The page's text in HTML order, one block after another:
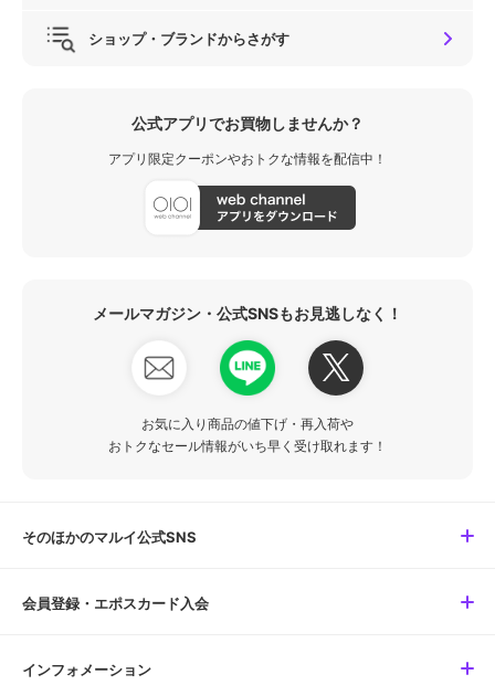
ショップ・ブランドからさがす
公式アプリでお買物しませんか？
アプリ限定クーポンやおトクな情報を配信中！
メールマガジン・公式SNSもお見逃しなく！
お気に入り商品の値下げ・再入荷や
おトクなセール情報がいち早く受け取れます！
そのほかのマルイ公式SNS
会員登録・エポスカード入会
インフォメーション